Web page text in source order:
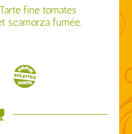
Tarte fine tomates
scamorza fumée.